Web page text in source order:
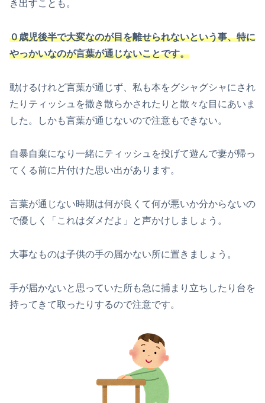
き出すことも。
０歳児後半で大変なのが目を離せられないという事、特に
やっかいなのが言葉が通じないことです。
動けるけれど言葉が通じず、私も本をグシャグシャにされ
たりティッシュを撒き散らかされたりと散々な目にあいま
した。しかも言葉が通じないので注意もできない。
自暴自棄になり一緒にティッシュを投げて遊んで妻が帰っ
てくる前に片付けた思い出があります。
言葉が通じない時期は何が良くて何が悪いか分からないの
で優しく「これはダメだよ」と声かけしましょう。
大事なものは子供の手の届かない所に置きましょう。
手が届かないと思っていた所も急に捕まり立ちしたり台を
持ってきて取ったりするので注意です。